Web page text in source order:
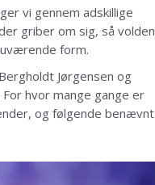
vi gennem adskillige
griber om sig, så volden
form.
Jørgensen og
hvor mange gange er
og følgende benævnt